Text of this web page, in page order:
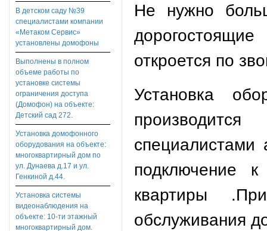
Не нужно
откроется по
Установка
специалистами
подключение
квартиры
обслуживания
В детском саду №39
специалистами компании
«Метаком Сервис»
установлены домофоны
Выполнены в полном
объеме работы по
установке системы
ограничения доступа
(Домофон) на объекте:
Детский сад 272.
Установка домофонного
оборудования на объекте:
многоквартирный дом по
ул. Дунаева д.17 и ул.
Генкиной д.44.
Установка системы
видеонаблюдения на
объекте: 10-ти этажный
многоквартирный дом.